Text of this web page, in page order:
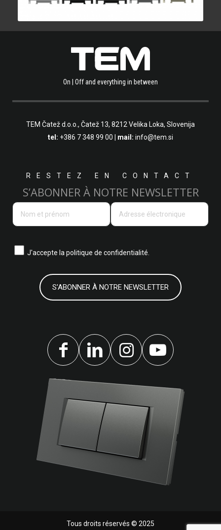
On | Off and everything in between
TEM Čatež d.o.o., Čatež 13, 8212 Velika Loka, Slovenija
tel: +386 7 348 99 00 | mail: info@tem.si
RESTEZ EN CONTACT
S’ABONNER À NOTRE NEWSLETTER
J'accepte lapolitique de confidentialité.
Tous droits réservés © 2025